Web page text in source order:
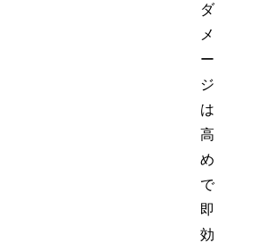
ダ
メ
ー
ジ
は
高
め
で
即
効